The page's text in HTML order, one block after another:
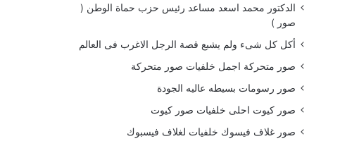
الدكتور محمد اسعد مساعد رئيس حزب حماة الوطن (
صور )
أكل كل شىء ولم يشبع قصة الرجل الاغرب فى العالم
صور متحركة اجمل خلفيات صور متحركة
صور رسومات بسيطه عاليه الجودة
صور كيوت احلى خلفيات صور كيوت
صور غلاف فيسوك خلفيات لغلاف فيسبوك